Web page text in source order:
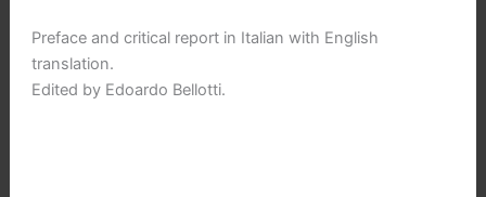
Preface and critical report in Italian with English
translation.
Edited by Edoardo Bellotti.